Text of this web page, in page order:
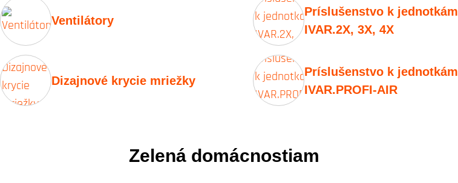
Ventilátory
Príslušenstvo k jednotkám
IVAR.2X, 3X, 4X
Dizajnové krycie mriežky
Príslušenstvo k jednotkám
IVAR.PROFI-AIR
Zelená domácnostiam